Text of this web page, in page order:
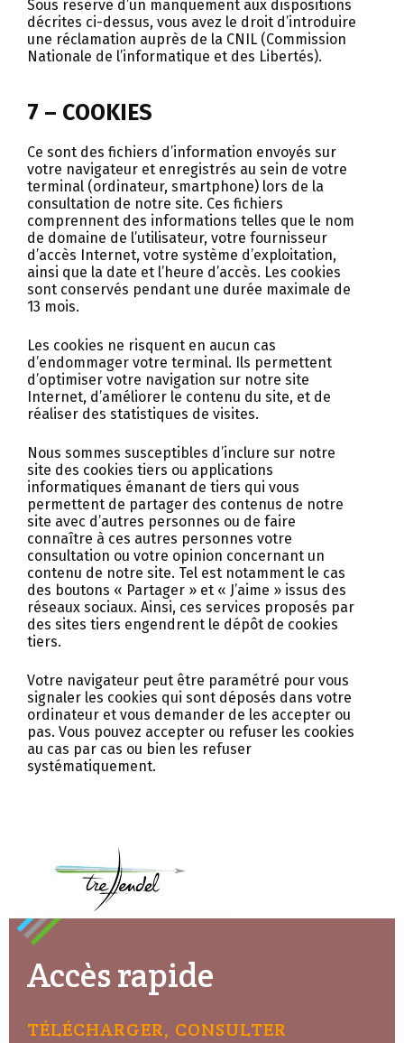
Sous réserve d’un manquement aux dispositions
décrites ci-dessus, vous avez le droit d’introduire
une réclamation auprès de la CNIL (Commission
Nationale de l’informatique et des Libertés).
7 – COOKIES
Ce sont des fichiers d’information envoyés sur
votre navigateur et enregistrés au sein de votre
terminal (ordinateur, smartphone) lors de la
consultation de notre site. Ces fichiers
comprennent des informations telles que le nom
de domaine de l’utilisateur, votre fournisseur
d’accès Internet, votre système d’exploitation,
ainsi que la date et l’heure d’accès. Les cookies
sont conservés pendant une durée maximale de
13 mois.
Les cookies ne risquent en aucun cas
d’endommager votre terminal. Ils permettent
d’optimiser votre navigation sur notre site
Internet, d’améliorer le contenu du site, et de
réaliser des statistiques de visites.
Nous sommes susceptibles d’inclure sur notre
site des cookies tiers ou applications
informatiques émanant de tiers qui vous
permettent de partager des contenus de notre
site avec d’autres personnes ou de faire
connaître à ces autres personnes votre
consultation ou votre opinion concernant un
contenu de notre site. Tel est notamment le cas
des boutons « Partager » et « J’aime » issus des
réseaux sociaux. Ainsi, ces services proposés par
des sites tiers engendrent le dépôt de cookies
tiers.
Votre navigateur peut être paramétré pour vous
signaler les cookies qui sont déposés dans votre
ordinateur et vous demander de les accepter ou
pas. Vous pouvez accepter ou refuser les cookies
au cas par cas ou bien les refuser
systématiquement.
Accès rapide
TÉLÉCHARGER, CONSULTER